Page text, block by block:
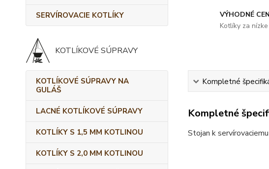
SERVÍROVACIE KOTLÍKY
KOTLÍKOVÉ SÚPRAVY
KOTLÍKOVÉ SÚPRAVY NA
GULÁŠ
LACNÉ KOTLÍKOVÉ SÚPRAVY
KOTLÍKY S 1,5 MM KOTLINOU
KOTLÍKY S 2,0 MM KOTLINOU
VÝHODNÉ
Kotlíky za
Kompletné
Kompletné
Stojan k